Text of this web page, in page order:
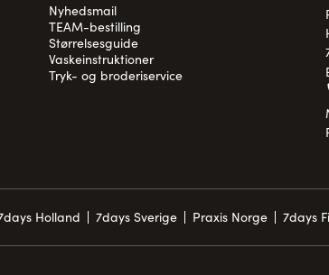
Nyhedsmail
TEAM-bestilling
Størrelsesguide
Vaskeinstruktioner
Tryk- og broderiservice
Holland 7days Sverige Praxis Norge 7days